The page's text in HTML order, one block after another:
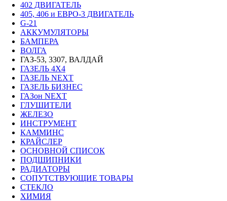
402 ДВИГАТЕЛЬ
405, 406 и ЕВРО-3 ДВИГАТЕЛЬ
G-21
АККУМУЛЯТОРЫ
БАМПЕРА
ВОЛГА
ГАЗ-53, 3307, ВАЛДАЙ
ГАЗЕЛЬ 4Х4
ГАЗЕЛЬ NEXT
ГАЗЕЛЬ БИЗНЕС
ГАЗон NEXT
ГЛУШИТЕЛИ
ЖЕЛЕЗО
ИНСТРУМЕНТ
КАММИНС
КРАЙСЛЕР
ОСНОВНОЙ СПИСОК
ПОДШИПНИКИ
РАДИАТОРЫ
СОПУТСТВУЮЩИЕ ТОВАРЫ
СТЕКЛО
ХИМИЯ